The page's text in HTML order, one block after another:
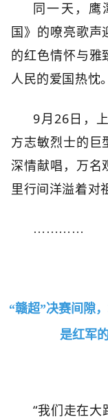
同一天，鹰
国》的嘹亮歌声
的红色情怀与雅
人民的爱国热忱。
9月26日，
方志敏烈士的巨
深情献唱，万名
里行间洋溢着对
…………
“赣超”决赛间隙
是红军
“我们走在